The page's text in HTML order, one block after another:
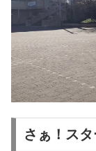
さぁ！ス